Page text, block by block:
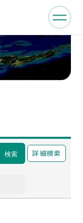
検索 詳細検索